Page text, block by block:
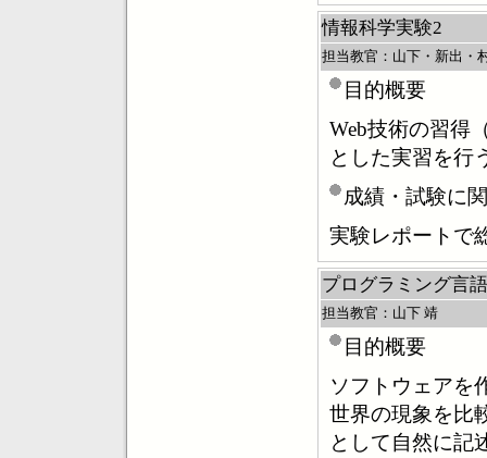
情報科学実験2
担当教官：山下・新出・
目的概要
Web技術の習得
とした実習を行
成績・試験に
実験レポートで
プログラミング言
担当教官：山下 靖
目的概要
ソフトウェアを
世界の現象を比
として自然に記